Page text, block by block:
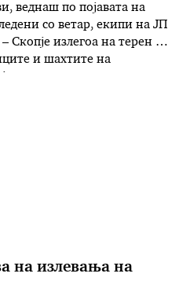
веднаш по појавата на
со ветар, екипи на ЈП
Скопје излегоа на терен за
и шахтите на
на излевања на